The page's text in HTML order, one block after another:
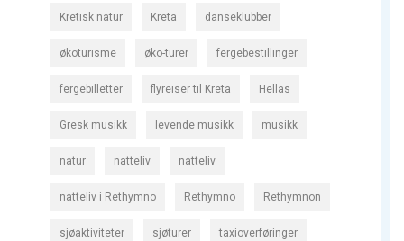
Kretisk natur Kreta danseklubber
økoturisme øko-turer fergebestillinger
fergebilletter flyreiser til Kreta Hellas
Gresk musikk levende musikk musikk
natur natteliv natteliv
natteliv i Rethymno Rethymno Rethymnon
sjøaktiviteter sjøturer taxioverføringer